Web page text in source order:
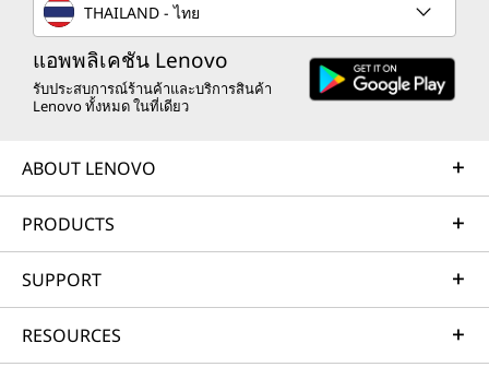
THAILAND - ไทย
แอพพลิเคชัน Lenovo
รับประสบการณ์ร้านค้าและบริการสินค้า
Lenovo ทั้งหมด ในที่เดียว
ABOUT LENOVO
PRODUCTS
SUPPORT
RESOURCES